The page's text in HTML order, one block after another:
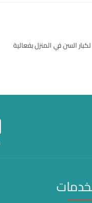
السن في المنزل بفعالية